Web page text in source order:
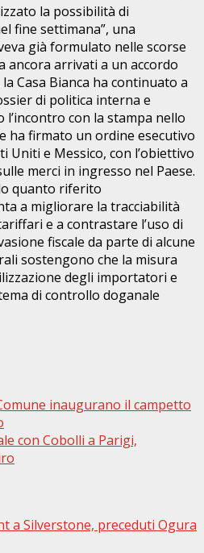
la possibilità di
fine settimana”, una
già formulato nelle scorse
ancora arrivati a un accordo
Casa Bianca ha continuato a
di politica interna e
l’incontro con la stampa nello
ha firmato un ordine esecutivo
Uniti e Messico, con l’obiettivo
merci in ingresso nel Paese.
quanto riferito
a migliorare la tracciabilità
e a contrastare l’uso di
fiscale da parte di alcune
sostengono che la misura
degli importatori e
di controllo doganale
inaugurano il campetto
con Cobolli a Parigi,
a Silverstone, preceduti Ogura